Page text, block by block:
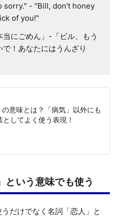
sorry." - "Bill, don't honey
of you!"
当にごめん」-「ビル、もう
！あなたにはうんざり
の意味とは？「病気」以外にも
としてよく使う表現！
という意味でも使う
だけでなく名詞「恋人」と